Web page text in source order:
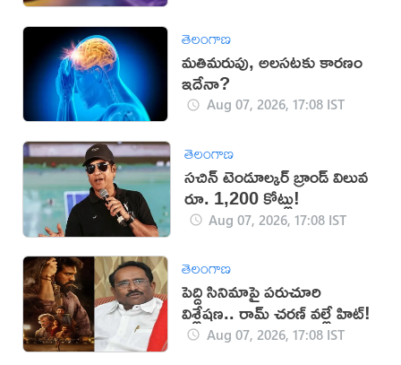
తెలంగాణ
మతిమరుపు, అలసటకు కారణం
ఇదేనా?
Aug 07, 2026, 17:08 IST
తెలంగాణ
సచిన్ టెండూల్కర్ బ్రాండ్ విలువ
రూ. 1,200 కోట్లు!
Aug 07, 2026, 17:08 IST
తెలంగాణ
పెద్ది సినిమాపై పరుచూరి
విశ్లేషణ.. రామ్ చరణ్ వల్లే హిట్!
Aug 07, 2026, 17:08 IST